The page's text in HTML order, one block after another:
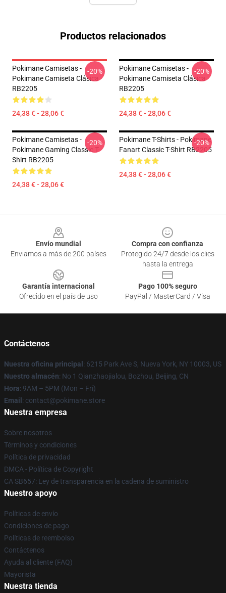
Productos relacionados
Pokimane Camisetas -
Pokimane Camiseta Clásica
RB2205
24,38 € - 28,06 €
-20%
Pokimane Camisetas -
Pokimane Camiseta Clásica
RB2205
24,38 € - 28,06 €
-20%
Pokimane Camisetas -
Pokimane Gaming Classic T-
Shirt RB2205
24,38 € - 28,06 €
-20%
Pokimane T-Shirts - Pokimane
Fanart Classic T-Shirt RB2205
24,38 € - 28,06 €
-20%
Envío mundial
Enviamos a más de 200 países
Compra con confianza
Protegido 24/7 desde los clics
hasta la entrega
Garantía internacional
Ofrecido en el país de uso
Pago 100% seguro
PayPal / MasterCard / Visa
Contáctenos
Nuestra oficina principal : 6215 Park Ave S, Nueva York, NY 10003, US
Nuestro almacén: No 1 Qianzhaojialou, Bozhou, Beijing, CN
Hora: 9AM – 5PM (Mon – Fri)
Email : contact@pokimane.store
Nuestra empresa
Sobre nosotros
Términos y condiciones
Política de privacidad
DMCA - Política de Copyright
CA SB657: Ley de transparencia en la cadena de suministro
Nuestro apoyo
Políticas de envío
Condiciones de pago
Políticas de reembolso
Contáctenos
Ayuda al cliente (FAQ)
Mayorista
Nuestra tienda